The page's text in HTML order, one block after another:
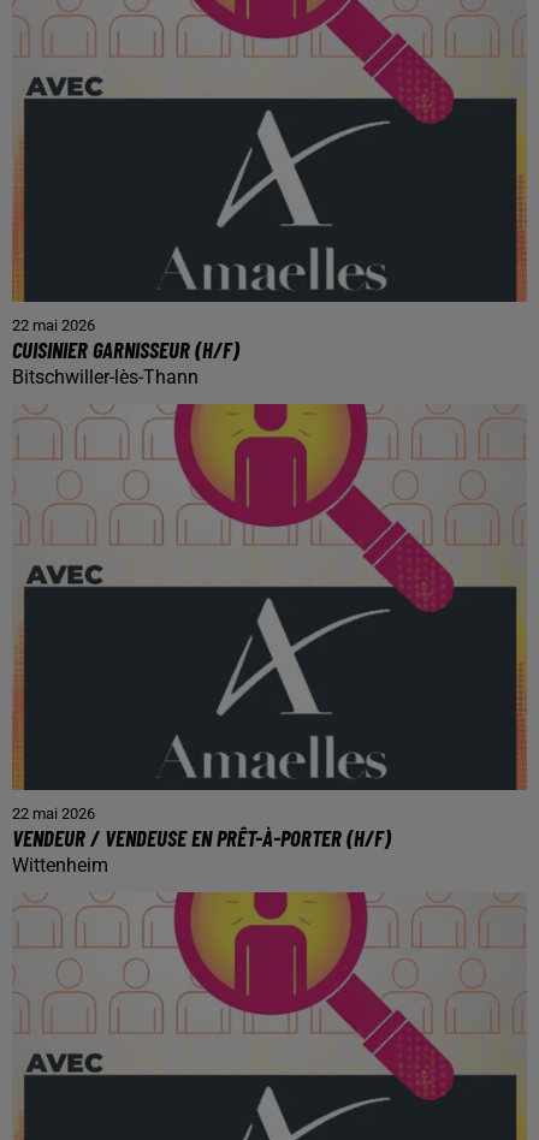
22 mai 2026
CUISINIER GARNISSEUR (H/F)
Bitschwiller-lès-Thann
22 mai 2026
VENDEUR / VENDEUSE EN PRÊT-À-PORTER (H/F)
Wittenheim